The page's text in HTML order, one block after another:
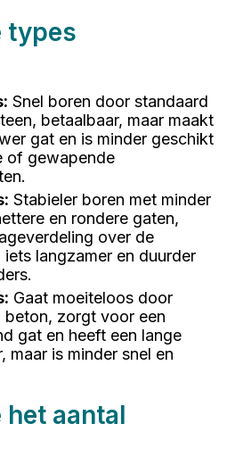
types
: Snel boren door standaard
betaalbaar, maar maakt
gat en is minder geschikt
of gewapende
: Stabieler boren met minder
en rondere gaten,
over de
iets langzamer en duurder
: Gaat moeiteloos door
beton, zorgt voor een
gat en heeft een lange
maar is minder snel en
het aantal